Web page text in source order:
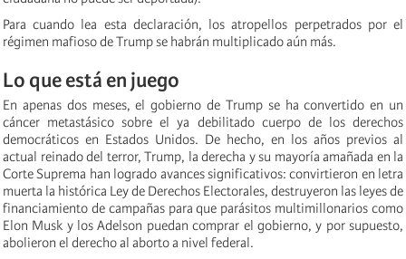
Para cuando lea esta declaración, los atropellos perpetrados por el
régimen mafioso de Trump se habrán multiplicado aún más.
Lo que está en juego
En apenas dos meses, el gobierno de Trump se ha convertido en un
cáncer metastásico sobre el ya debilitado cuerpo de los derechos
democráticos en Estados Unidos. De hecho, en los años previos al
actual reinado del terror, Trump, la derecha y su mayoría amañada en la
Corte Suprema han logrado avances significativos: convirtieron en letra
muerta la histórica Ley de Derechos Electorales, destruyeron las leyes de
financiamiento de campañas para que parásitos multimillonarios como
Elon Musk y los Adelson puedan comprar el gobierno, y por supuesto,
abolieron el derecho al aborto a nivel federal.